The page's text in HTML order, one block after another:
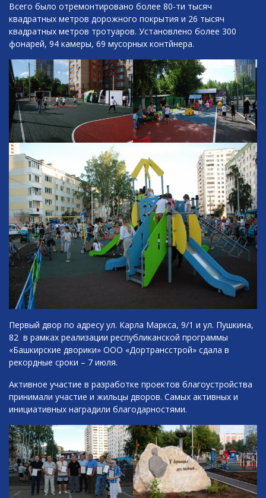
Всего было отремонтировано более 80-ти тысяч
квадратных метров дорожного покрытия и 26 тысяч
квадратных метров тротуаров. Установлено более 300
фонарей, 94 камеры, 69 мусорных контйнера.
Первый двор по адресу ул. Карла Маркса, 9/1 и ул. Пушкина,
82 в рамках реализации республиканской программы
«Башкирские дворики» ООО «Дортрансстрой» сдала в
рекордные сроки – 7 июля.
Активное участие в разработке проектов благоустройства
принимали участие и жильцы дворов. Самых активных и
инициативных наградили благодарностями.